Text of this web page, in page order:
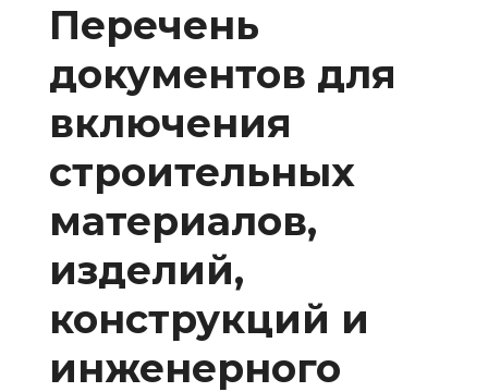
Перечень
документов для
включения
строительных
материалов,
изделий,
конструкций и
инженерного